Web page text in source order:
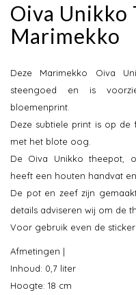
Oiva Unikko
Marimekko
Deze Marimekko Oiva
steengoed en is
bloemenprint.
Deze subtiele print is op
met het blote oog.
De Oiva Unikko theepot,
heeft een houten handvat
De pot en zeef zijn
details adviseren wij om de
Voor gebruik even de
Afmetingen |
Inhoud: 0,7 liter
Hoogte: 18 cm